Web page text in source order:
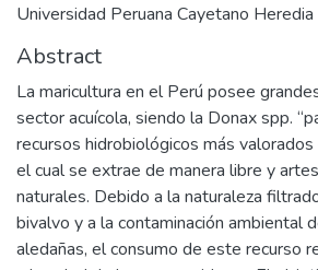
Universidad Peruana Cayetano Heredia
Abstract
La maricultura en el Perú posee
sector acuícola, siendo la Donax spp.
recursos hidrobiológicos más
el cual se extrae de manera libre y
naturales. Debido a la naturaleza
bivalvo y a la contaminación ambiental
aledañas, el consumo de este recurso